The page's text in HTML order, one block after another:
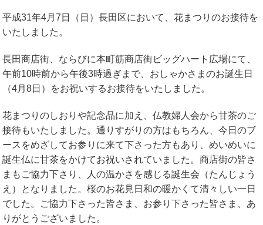
平成31年4月7日（日）長田区において、花まつりのお接待を
いたしました。
長田商店街、ならびに本町筋商店街ビッグハート広場にて、
午前10時前から午後3時過ぎまで、おしゃかさまのお誕生日
（4月8日）をお祝いするお接待をいたしました。
花まつりのしおりや記念品に加え、仏教婦人会から甘茶のご
接待もいたしました。通りすがりの方はもちろん、今日のブ
ースをめざしてお参りに来て下さった方もあり、めいめいに
誕生仏に甘茶をかけてお祝いされていました。商店街の皆さ
まもご協力下さり、人の温かさを感じる誕生会（たんじょう
え）となりました。桜のお花見日和の暖かくて清々しい一日
でした。ご協力下さった皆さま、お参り下さった皆さま、あ
りがとうございました。